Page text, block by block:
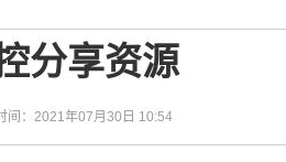
分享资源
时间：2021年07月30日 10:54